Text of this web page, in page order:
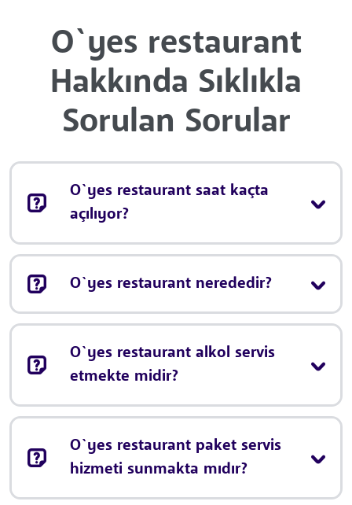
O`yes restaurant
Hakkında Sıklıkla
Sorulan Sorular
O`yes restaurant saat kaçta
açılıyor?
O`yes restaurant nerededir?
O`yes restaurant alkol servis
etmekte midir?
O`yes restaurant paket servis
hizmeti sunmakta mıdır?